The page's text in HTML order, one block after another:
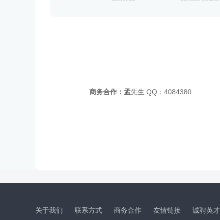
商务合作：孟先生 QQ：4084380
关于我们 联系方式 商务合作 友情链接 诚聘英才